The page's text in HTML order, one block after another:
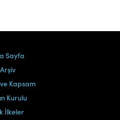
Sayfa
Arşiv
Kapsam
Kurulu
İlkeler